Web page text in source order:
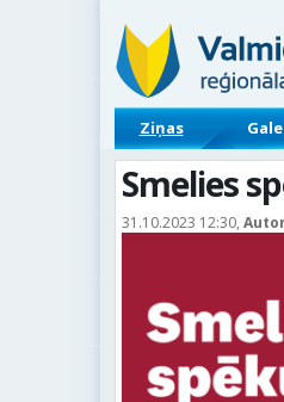
Ziņas
Smelies
31.10.2023 12:30,